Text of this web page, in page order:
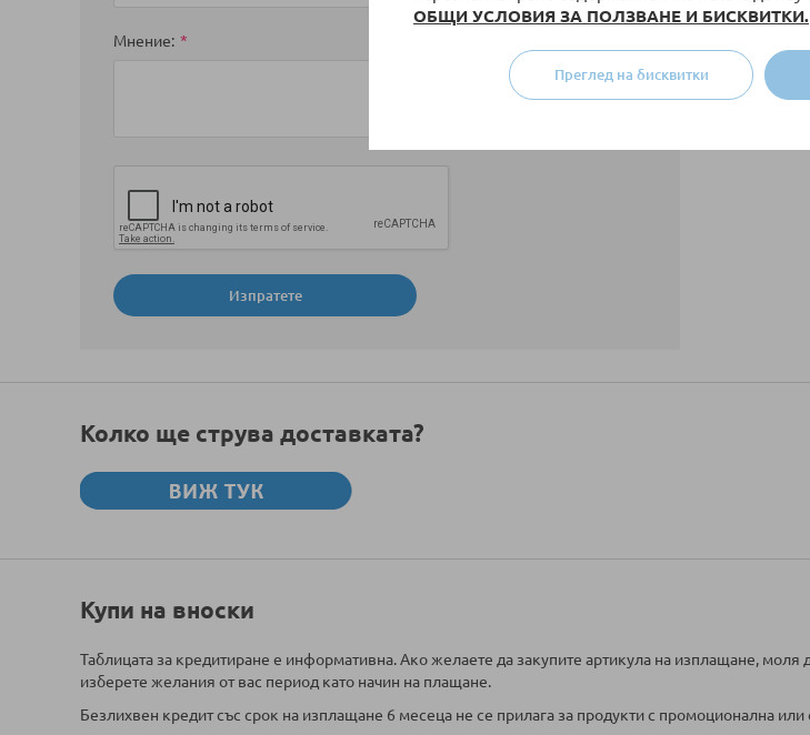
ОБЩИ УСЛОВИЯ ЗА ПОЛЗВАНЕ И БИСКВИТКИ.
Преглед на бисквитки
Мнение
Изпратете
Колко ще струва доставката?
Купи на вноски
Таблицата за кредитиране е информативна. Ако желаете да закупите артикула на изплащане,
изберете желания от вас период като начин на плащане.
Безлихвен кредит със срок на изплащане 6 месеца не се прилага за продукти с промоционална